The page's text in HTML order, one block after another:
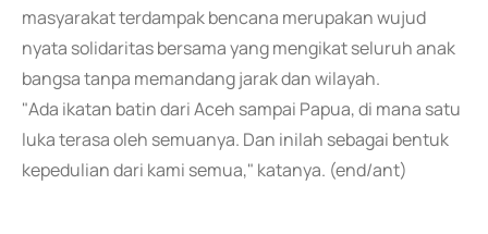
masyarakat terdampak bencana merupakan wujud
nyata solidaritas bersama yang mengikat seluruh anak
bangsa tanpa memandang jarak dan wilayah.
"Ada ikatan batin dari Aceh sampai Papua, di mana satu
luka terasa oleh semuanya. Dan inilah sebagai bentuk
kepedulian dari kami semua," katanya. (end/ant)